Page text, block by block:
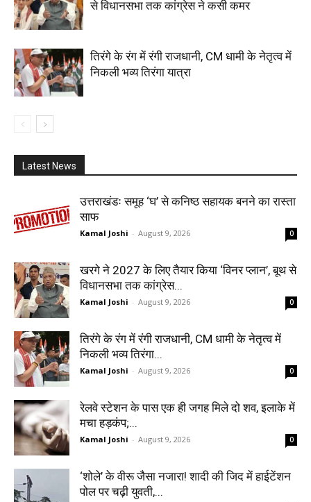
से विधानसभा तक कांग्रेस ने कसी कमर
तिरंगे के रंग में रंगी राजधानी, CM धामी के नेतृत्व में
निकली भव्य तिरंगा यात्रा
Latest News
उत्तराखंडः समूह ‘घ’ से कनिष्ठ सहायक बनने का रास्ता
साफ
Kamal Joshi - August 9, 2026 0
खरगे ने 2027 के लिए तैयार किया ‘विनर प्लान’, बूथ से
विधानसभा तक कांग्रेस...
Kamal Joshi - August 9, 2026 0
तिरंगे के रंग में रंगी राजधानी, CM धामी के नेतृत्व में
निकली भव्य तिरंगा...
Kamal Joshi - August 9, 2026 0
रेलवे स्टेशन के पास एक ही जगह मिले दो शव, इलाके में
मचा हड़कंप;...
Kamal Joshi - August 9, 2026 0
‘शोले’ के वीरू जैसा नजारा! शादी की जिद में हाईटेंशन
पोल पर चढ़ी युवती,...